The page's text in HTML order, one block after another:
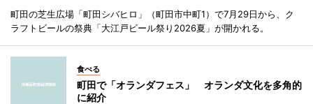
町田の芝生広場「町田シバヒロ」（町田市中町1）で7月29日から、ク
ラフトビールの祭典「大江戸ビール祭り2026夏」が開かれる。
食べる
町田で「オランダフェス」 オランダ文化を多角的
に紹介